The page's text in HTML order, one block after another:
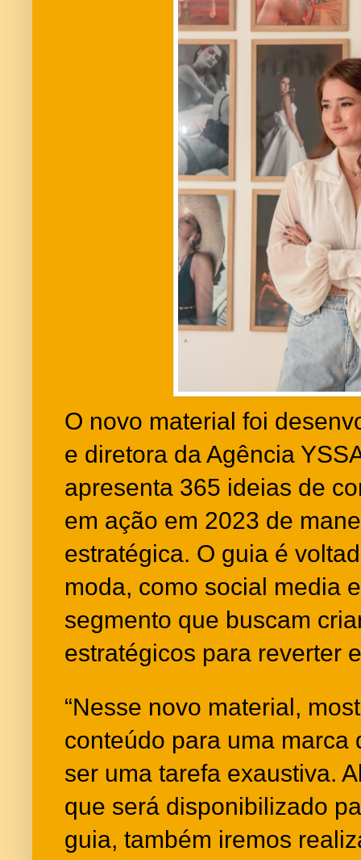
O novo material foi
e diretora da Agência
apresenta 365 ideias de
em ação em 2023 de
estratégica. O guia é
moda, como social media
segmento que buscam
estratégicos para reverter
“Nesse novo material,
conteúdo para uma marca
ser uma tarefa exaustiva.
que será disponibilizado
guia, também iremos